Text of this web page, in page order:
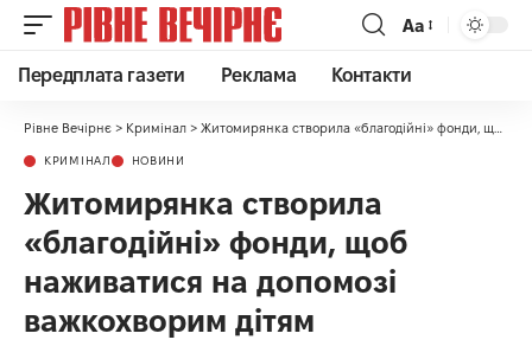
Аа
Передплата газети Реклама Контакти
Рівне Вечірнє > Кримінал > Житомирянка створила «благодійні» фонди, щоб наживатися на допомозі важкохворим дітям
КРИМІНАЛ НОВИНИ
Житомирянка створила
«благодійні» фонди, щоб
наживатися на допомозі
важкохворим дітям